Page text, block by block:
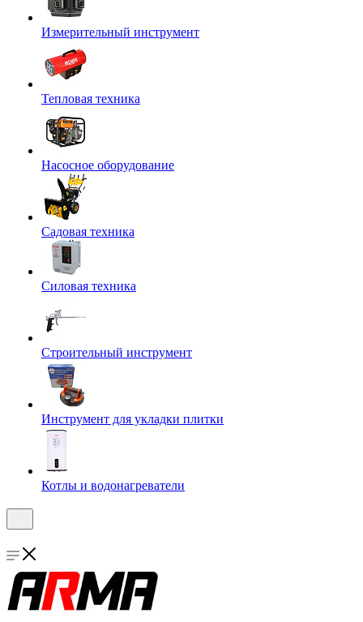
Измерительный инструмент
Тепловая техника
Насосное оборудование
Садовая техника
Силовая техника
Строительный инструмент
Инструмент для укладки плитки
Котлы и водонагреватели